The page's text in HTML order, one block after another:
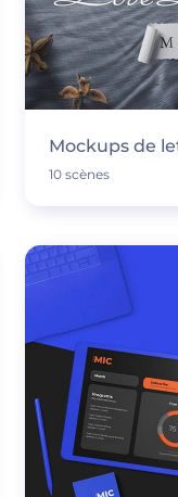
Mockups de
10 scènes